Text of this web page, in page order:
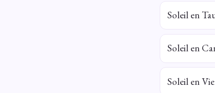
Soleil en
Soleil en
Soleil en